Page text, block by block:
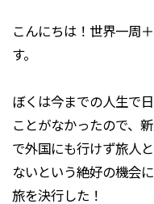
こんにちは！世界一周
す。
ぼくは今までの人生で
ことがなかったので、
で外国にも行けず旅人
ないという絶好の機会
旅を決行した！